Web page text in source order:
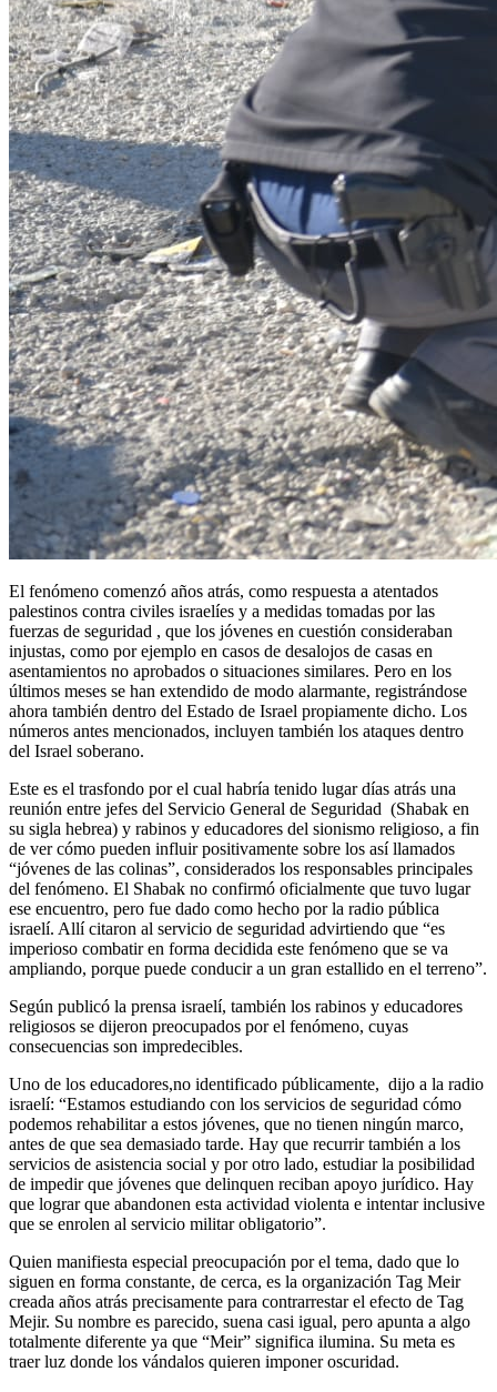
El fenómeno comenzó años atrás, como respuesta a atentados
palestinos contra civiles israelíes y a medidas tomadas por las
fuerzas de seguridad , que los jóvenes en cuestión consideraban
injustas, como por ejemplo en casos de desalojos de casas en
asentamientos no aprobados o situaciones similares. Pero en los
últimos meses se han extendido de modo alarmante, registrándose
ahora también dentro del Estado de Israel propiamente dicho. Los
números antes mencionados, incluyen también los ataques dentro
del Israel soberano.
Este es el trasfondo por el cual habría tenido lugar días atrás una
reunión entre jefes del Servicio General de Seguridad (Shabak en
su sigla hebrea) y rabinos y educadores del sionismo religioso, a fin
de ver cómo pueden influir positivamente sobre los así llamados
“jóvenes de las colinas”, considerados los responsables principales
del fenómeno. El Shabak no confirmó oficialmente que tuvo lugar
ese encuentro, pero fue dado como hecho por la radio pública
israelí. Allí citaron al servicio de seguridad advirtiendo que “es
imperioso combatir en forma decidida este fenómeno que se va
ampliando, porque puede conducir a un gran estallido en el terreno”.
Según publicó la prensa israelí, también los rabinos y educadores
religiosos se dijeron preocupados por el fenómeno, cuyas
consecuencias son impredecibles.
Uno de los educadores,no identificado públicamente, dijo a la radio
israelí: “Estamos estudiando con los servicios de seguridad cómo
podemos rehabilitar a estos jóvenes, que no tienen ningún marco,
antes de que sea demasiado tarde. Hay que recurrir también a los
servicios de asistencia social y por otro lado, estudiar la posibilidad
de impedir que jóvenes que delinquen reciban apoyo jurídico. Hay
que lograr que abandonen esta actividad violenta e intentar inclusive
que se enrolen al servicio militar obligatorio”.
Quien manifiesta especial preocupación por el tema, dado que lo
siguen en forma constante, de cerca, es la organización Tag Meir
creada años atrás precisamente para contrarrestar el efecto de Tag
Mejir. Su nombre es parecido, suena casi igual, pero apunta a algo
totalmente diferente ya que “Meir” significa ilumina. Su meta es
traer luz donde los vándalos quieren imponer oscuridad.